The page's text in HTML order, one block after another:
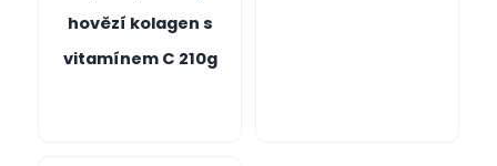
hovězí kolagen s
vitamínem C 210g